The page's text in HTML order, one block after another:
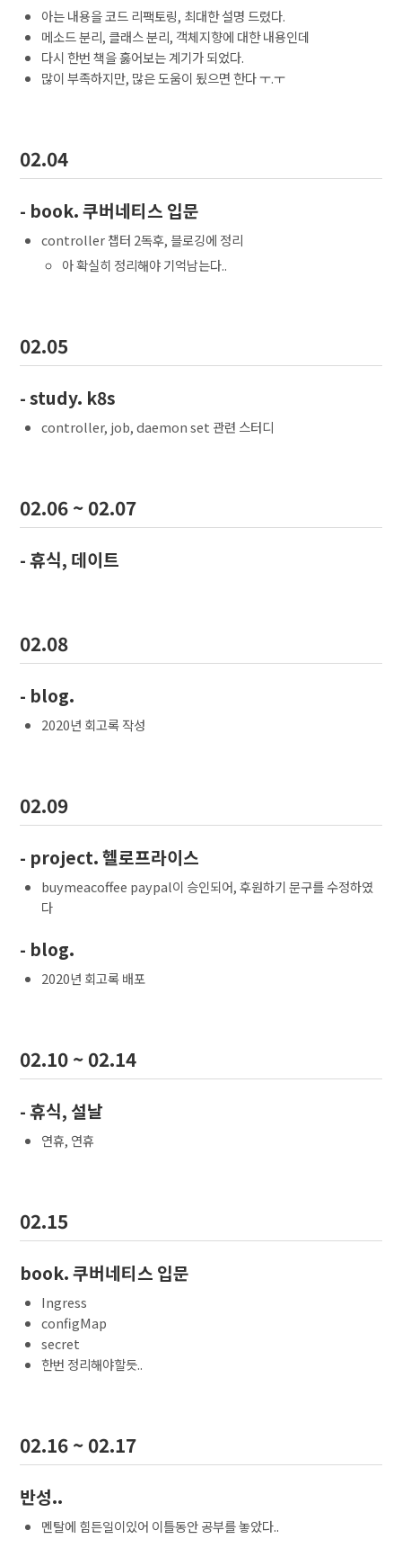
아는 내용을 코드 리팩토링, 최대한 설명 드렸다.
메소드 분리, 클래스 분리, 객체지향에 대한 내용인데
다시 한번 책을 훓어보는 계기가 되었다.
많이 부족하지만, 많은 도움이 됬으면 한다 ㅜ.ㅜ
02.04
- book. 쿠버네티스 입문
controller 챕터 2독후, 블로깅에 정리
아 확실히 정리해야 기억남는다..
02.05
- study. k8s
controller, job, daemon set 관련 스터디
02.06 ~ 02.07
- 휴식, 데이트
02.08
- blog.
2020년 회고록 작성
02.09
- project. 헬로프라이스
buymeacoffee paypal이 승인되어, 후원하기 문구를 수정하였
다
- blog.
2020년 회고록 배포
02.10 ~ 02.14
- 휴식, 설날
연휴, 연휴
02.15
book. 쿠버네티스 입문
Ingress
configMap
secret
한번 정리해야할듯..
02.16 ~ 02.17
반성..
멘탈에 힘든일이있어 이틀동안 공부를 놓았다..